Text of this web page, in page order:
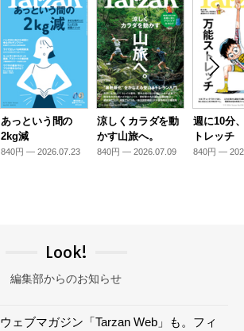
あっという間の
2kg減
840円 — 2026.07.23
涼しくカラダを動
かす山旅へ。
840円 — 2026.07.09
週に10分
トレッチ
840円 —
Look!
編集部からのお知らせ
ェブマガジン「Tarzan Web」も。フィ